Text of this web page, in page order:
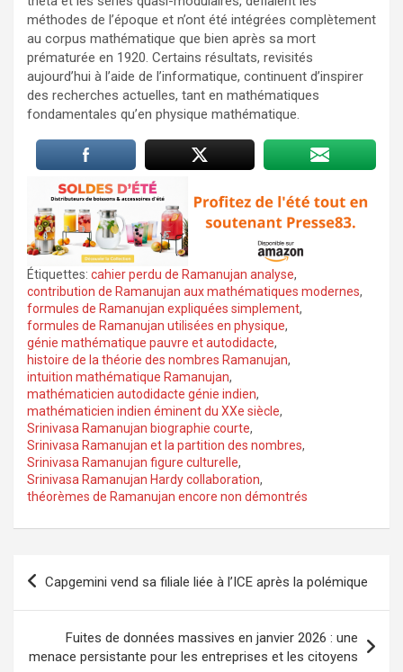
méthodes de l’époque et n’ont été intégrées complètement
au corpus mathématique que bien après sa mort
prématurée en 1920. Certains résultats, revisités
aujourd’hui à l’aide de l’informatique, continuent d’inspirer
des recherches actuelles, tant en mathématiques
fondamentales qu’en physique mathématique.
Étiquettes: cahier perdu de Ramanujan analyse,
contribution de Ramanujan aux mathématiques modernes,
formules de Ramanujan expliquées simplement,
formules de Ramanujan utilisées en physique,
génie mathématique pauvre et autodidacte,
histoire de la théorie des nombres Ramanujan,
intuition mathématique Ramanujan,
mathématicien autodidacte génie indien,
mathématicien indien éminent du XXe siècle,
Srinivasa Ramanujan biographie courte,
Srinivasa Ramanujan et la partition des nombres,
Srinivasa Ramanujan figure culturelle,
Srinivasa Ramanujan Hardy collaboration,
théorèmes de Ramanujan encore non démontrés
Navigation
Capgemini vend sa filiale liée à l’ICE après la polémique
Fuites de données massives en janvier 2026 : une
menace persistante pour les entreprises et les citoyens